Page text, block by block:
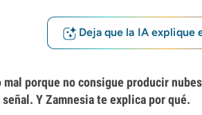
Deja que la IA explique
porque no consigue producir
Y Zamnesia te explica por qué.